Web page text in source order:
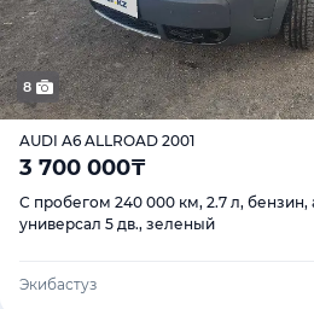
8
AUDI A6 ALLROAD 2001
3 700 000₸
С пробегом 240 000 км, 2.7 л, бензин,
универсал 5 дв., зеленый
Экибастуз